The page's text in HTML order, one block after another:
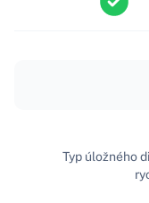
Typ úložného